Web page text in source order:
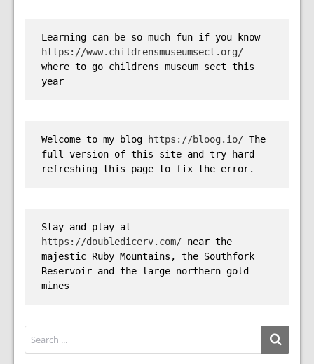
Learning can be so much fun if you know
https://www.childrensmuseumsect.org/
where to go childrens museum sect this
year
Welcome to my blog https://bloog.io/ The
full version of this site and try hard
refreshing this page to fix the error.
https://doubledicerv.com/ near the
majestic Ruby Mountains, the Southfork
Reservoir and the large northern gold
mines